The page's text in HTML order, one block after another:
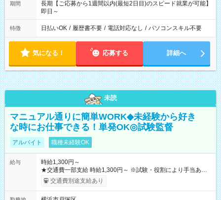
期間
長期【ご応募から1週間以内(最短2日目)のスピード就業が可能】
即日～
特徴 日払いOK / 履歴書不要 / 電話対応なし / パソコンスキル不要
気になる！ 応募する 詳細へ
未読
マニュアル通りに簡単WORK◆未経験から好き
な時にお仕事できる！単発OK◎試験監督
アルバイト 職種未経験OK
給与
時給1,300円～
★交通費一部支給 時給1,300円～ ※試験・役割により手当あり
※勤務回数により昇給あり 【即給（前払い）オプションあ
り！】 希望される場合、勤務から1週間ほどで給与の一部を受け
交通費別途支給あり